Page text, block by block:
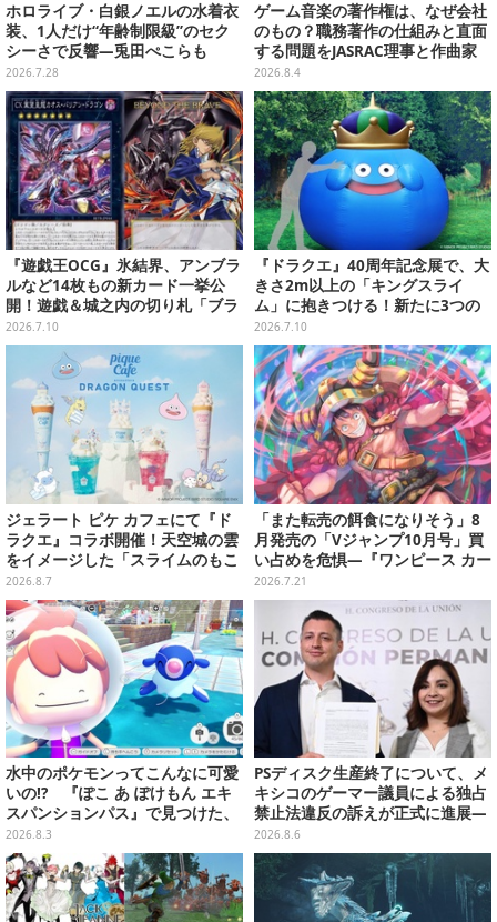
ホロライブ・白銀ノエルの水着衣
装、1人だけ“年齢制限級”のセク
シーさで反響―兎田ぺこらも
「こ、こんなことが許されていい
のか？」と興奮隠せず
2026.7.28
ゲーム音楽の著作権は、なぜ会社
のもの？職務著作の仕組みと直面
する問題をJASRAC理事と作曲家
が徹底解説【CEDEC 2026】
2026.8.4
『遊戯王OCG』氷結界、アンブラ
ルなど14枚もの新カード一挙公
開！遊戯＆城之内の切り札「ブラ
ック・デーモンズ・ドラゴン」も
新たな装いで登場
2026.7.10
『ドラクエ』40周年記念展で、大
きさ2m以上の「キングスライ
ム」に抱きつける！新たに3つの
展示や、コラボレストランが公開
2026.7.10
ジェラート ピケ カフェにて『ド
ラクエ』コラボ開催！天空城の雲
をイメージした「スライムのもこ
もこ天空クレープ」などを提供
2026.8.7
「また転売の餌食になりそう」8
月発売の「Vジャンプ10月号」買
い占めを危惧―『ワンピース カー
ド』付録中止もやまぬ不安
2026.7.21
水中のポケモンってこんなに可愛
いの!? 『ぽこ あ ぽけもん エキ
スパンションパス』で見つけた、
ポケモンの新たな魅力【先行プレ
イレポ】
2026.8.3
PSディスク生産終了について、メ
キシコのゲーマー議員による独占
禁止法違反の訴えが正式に進展―
「テクノロジーは自由を拡大する
ために役立つべき」
2026.8.6